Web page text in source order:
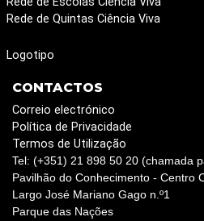
Rede de Quintas Ciência Viva
Logotipo
CONTACTOS
Correio electrónico
Política de Privacidade
Termos de Utilização
Tel: (+351) 21 898 50 20 (chamada
Pavilhão do Conhecimento - Centro
Largo José Mariano Gago n.º1
Parque das Nações